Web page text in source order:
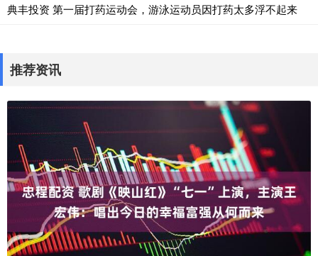
典丰投资 第一届打药运动会，游泳运动员因打药太多浮不起来
推荐资讯